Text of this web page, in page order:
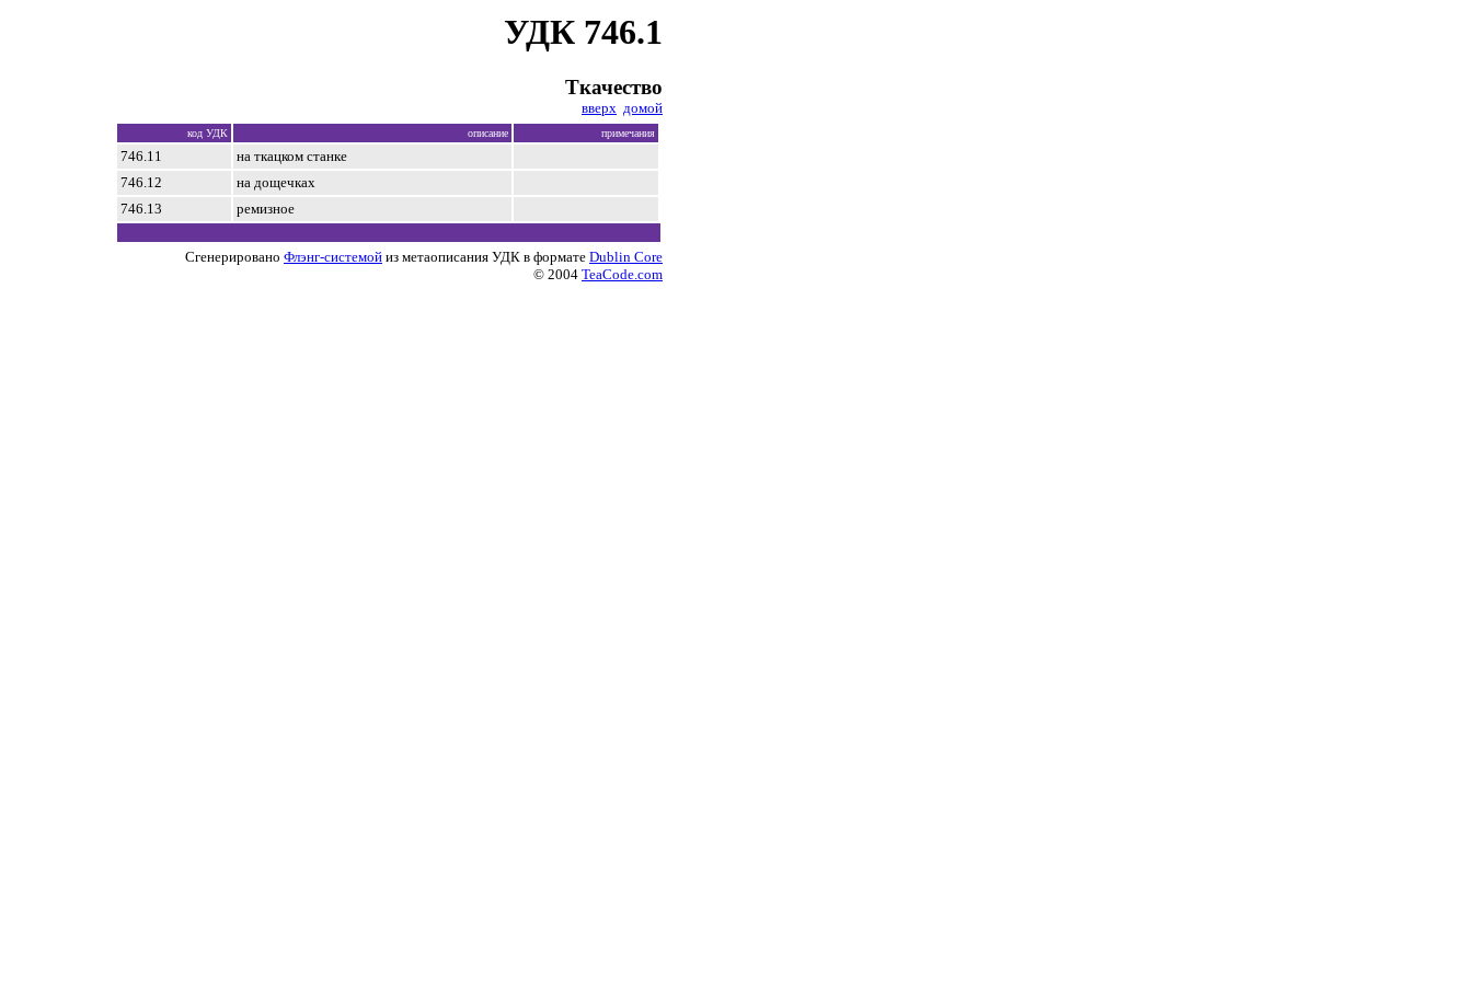
УДК 746.1
Ткачество
вверх домой
код УДК описание примечания
746.11
на ткацком станке
746.12
на дощечках
746.13
ремизное
Сгенерировано Флэнг-системой из метаописания УДК в формате Dublin Core
© 2004 TeaCode.com